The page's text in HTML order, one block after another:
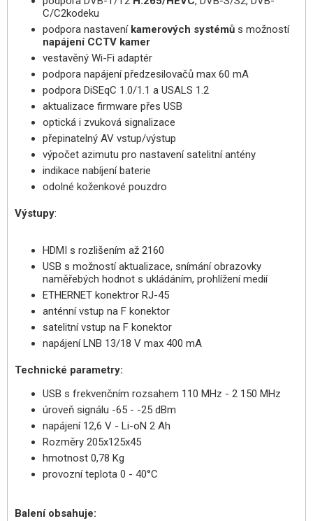
C/C2kodeku
podpora nastavení kamerových systémů s možností
napájení CCTV kamer
vestavěný Wi-Fi adaptér
podpora napájení předzesilovačů max 60 mA
podpora DiSEqC 1.0/1.1 a USALS 1.2
aktualizace firmware přes USB
optická i zvuková signalizace
přepinatelný AV vstup/výstup
výpočet azimutu pro nastavení satelitní antény
indikace nabíjení baterie
odolné koženkové pouzdro
Výstupy:
HDMI s rozlišením až 2160
USB s možností aktualizace, snímání obrazovky
naměřebých hodnot s ukládáním, prohlížení medií
ETHERNET konektror RJ-45
anténní vstup na F konektor
satelitní vstup na F konektor
napájení LNB 13/18 V max 400 mA
Technické parametry:
USB s frekvenčním rozsahem 110 MHz - 2 150 MHz
úroveň signálu -65 - -25 dBm
napájení 12,6 V - Li-oN 2 Ah
Rozměry 205x125x45
hmotnost 0,78 Kg
provozní teplota 0 - 40°C
Balení obsahuje: